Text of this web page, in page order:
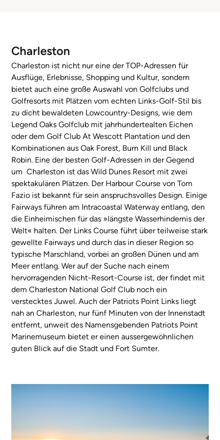
Charleston
Charleston ist nicht nur eine der TOP-Adressen für
Ausflüge, Erlebnisse, Shopping und Kultur, sondern
bietet auch eine große Auswahl von Golfclubs und
Golfresorts mit Plätzen vom echten Links-Golf-Stil bis
zu dicht bewaldeten Lowcountry-Designs, wie dem
Legend Oaks Golfclub mit jahrhundertealten Eichen
oder dem Golf Club At Wescott Plantation und den
Kombinationen aus Oak Forest, Burn Kill und Black
Robin. Eine der besten Golf-Adressen in der Gegend
um Charleston ist das Wild Dunes Resort mit zwei
spektakulären Plätzen. Der Harbour Course von Tom
Fazio ist bekannt für sein anspruchsvolles Design. Einige
Fairways führen am Intracoastal Waterway entlang, den
die Einheimischen für das »längste Wasserhindernis der
Welt« halten. Der Links Course führt über teilweise stark
gewellte Fairways und durch das in dieser Region so
typische Marschland, vorbei an großen Dünen und am
Meer entlang. Wer auf der Suche nach einem
hervorragenden Nicht-Resort-Course ist, der findet mit
dem Charleston National Golf Club noch ein
verstecktes Juwel. Auch der Patriots Point Links liegt
nah an Charleston, nur fünf Minuten von der Innenstadt
entfernt, unweit des Namensgebenden Patriots Point
Marinemuseum bietet er einen aussergewöhnlichen
guten Blick auf die Stadt und Fort Sumter.